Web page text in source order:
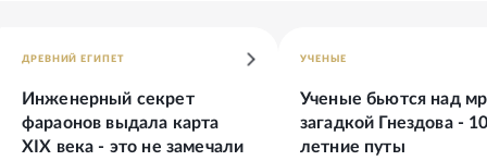
ДРЕВНИЙ ЕГИПЕТ
Инженерный секрет
фараонов выдала карта
XIX века - это не замечали
УЧЕНЫЕ
Ученые бьются над
загадкой Гнездова -
летние путы